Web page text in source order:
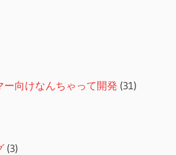
ー向けなんちゃって開発 (31)
(3)